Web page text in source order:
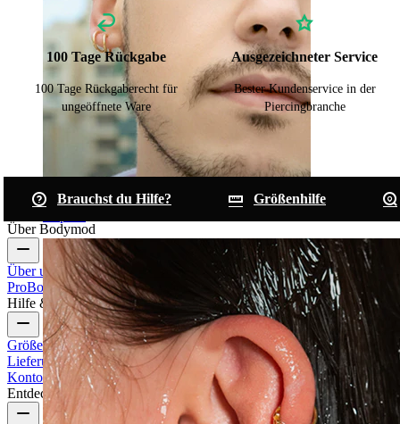
100 Tage Rückgabe
100 Tage Rückgaberecht für
ungeöffnete Ware
Ausgezeichneter Service
Bester Kundenservice in der
Piercingbranche
Brauchst du Hilfe?
Größenhilfe
Über Bodymod
Über uns BlogBedingungen & KonditionenKontaktBodymod
ProBodymod CreatorsBodymod Bewertungen
Hilfe & Infos
GrößenhilfeBestellung verfolgen Informationen zur
LieferungRücksendung & Stornierung ZahlungMein
KontoBodymod Support
Entdecke